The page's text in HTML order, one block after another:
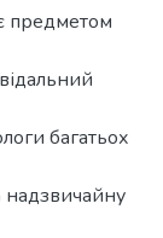
предметом
багатьох
надзвичайну